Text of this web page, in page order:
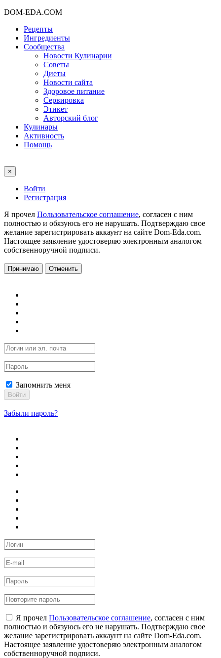
DOM-EDA.COM
Рецепты
Ингредиенты
Сообщества
Новости Кулинарии
Советы
Диеты
Новости сайта
Здоровое питание
Сервировка
Этикет
Авторский блог
Кулинары
Активность
Помощь
×
Войти
Регистрация
Я прочел Пользовательское соглашение, согласен с ним
полностью и обязуюсь его не нарушать. Подтверждаю свое
желание зарегистрировать аккаунт на сайте Dom-Eda.com.
Настоящее заявление удостоверяю электронным аналогом
собственноручной подписи.
Принимаю Отменить
Запомнить меня
Войти
Забыли пароль?
Я прочел Пользовательское соглашение, согласен с ним
полностью и обязуюсь его не нарушать. Подтверждаю свое
желание зарегистрировать аккаунт на сайте Dom-Eda.com.
Настоящее заявление удостоверяю электронным аналогом
собственноручной подписи.